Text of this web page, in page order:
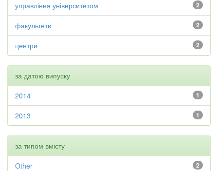
2
управління університетом
2
факультети
2
центри
за датою випуску
1
2014
1
2013
за типом вмісту
2
Other